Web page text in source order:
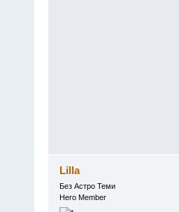
Lilla
Без Астро Теми
Hero Member